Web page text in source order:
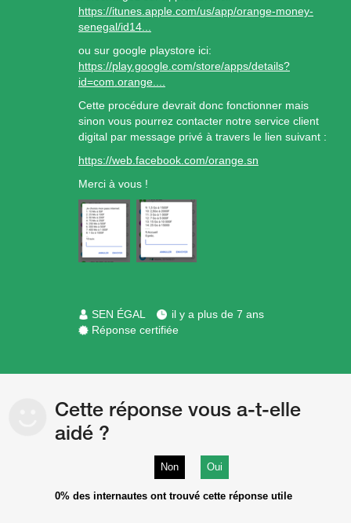
https://itunes.apple.com/us/app/orange-money-
senegal/id14...
ou sur google playstore ici:
https://play.google.com/store/apps/details?
id=com.orange....
Cette procédure devrait donc fonctionner mais
sinon vous pourrez contacter notre service client
digital par message privé à travers le lien suivant :
https://web.facebook.com/orange.sn
Merci à vous !
SEN ÉGAL
il y a plus de 7 ans
Réponse certifiée
Cette réponse vous a-t-elle
aidé ?
Non Oui
0% des internautes ont trouvé cette réponse utile